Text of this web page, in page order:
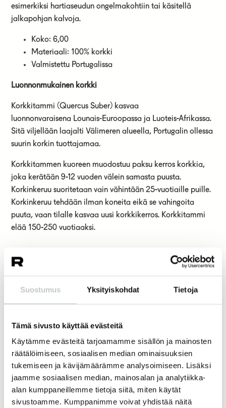
Suostumus Yksityiskohdat Tietoja
Tämä sivusto käyttää evästeitä
Käytämme evästeitä tarjoamamme sisällön ja mainosten
räätälöimiseen, sosiaalisen median ominaisuuksien
tukemiseen ja kävijämäärämme analysoimiseen. Lisäksi
jaamme sosiaalisen median, mainosalan ja analytiikka-
alan kumppaneillemme tietoja siitä, miten käytät
sivustoamme. Kumppanimme voivat yhdistää näitä
esimerkiksi hartiaseudun ongelmakohtiin tai käsitellä
jalkapohjan kalvoja.
Koko: 6,00
Materiaali: 100% korkki
Valmistettu Portugalissa
Luonnonmukainen korkki
Korkkitammi (Quercus Suber) kasvaa
luonnonvaraisena Lounais-Euroopassa ja Luoteis-Afrikassa.
Sitä viljellään laajalti Välimeren alueella, Portugalin ollessa
suurin korkin tuottajamaa.
Korkkitammen kuoreen muodostuu paksu kerros korkkia,
joka kerätään 9-12 vuoden välein samasta puusta.
Korkinkeruu suoritetaan vain vähintään 25-vuotiaille puille.
Korkinkeruu tehdään ilman koneita eikä se vahingoita
puuta, vaan tilalle kasvaa uusi korkkikerros. Korkkitammi
elää 150-250 vuotiaaksi.
10,00
Lisää ostoskoriin
Joogatuotteet Joogavälineet